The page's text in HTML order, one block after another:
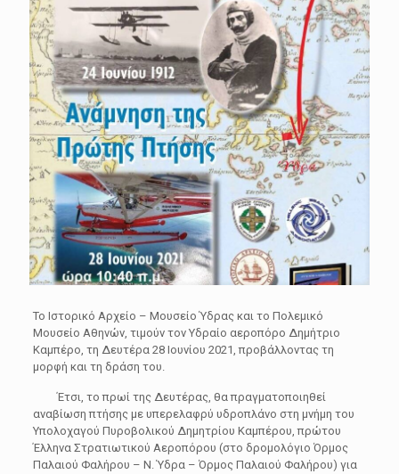
Το Ιστορικό Αρχείο – Μουσείο Ύδρας και το Πολεμικό
Μουσείο Αθηνών, τιμούν τον Υδραίο αεροπόρο Δημήτριο
Καμπέρο, τη Δευτέρα 28 Ιουνίου 2021, προβάλλοντας τη
μορφή και τη δράση του.
Έτσι, το πρωί της Δευτέρας, θα πραγματοποιηθεί
αναβίωση πτήσης με υπερελαφρύ υδροπλάνο στη μνήμη του
Υπολοχαγού Πυροβολικού Δημητρίου Καμπέρου, πρώτου
Έλληνα Στρατιωτικού Αεροπόρου (στο δρομολόγιο Όρμος
Παλαιού Φαλήρου – Ν. Ύδρα – Όρμος Παλαιού Φαλήρου) για